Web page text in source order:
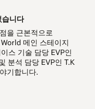
니다
을 근본적으로
메인 스테이지
스 기술 담당 EVP인
분석 담당 EVP인 T.K
기합니다.